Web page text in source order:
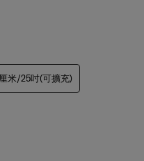
米/25吋(可擴充)